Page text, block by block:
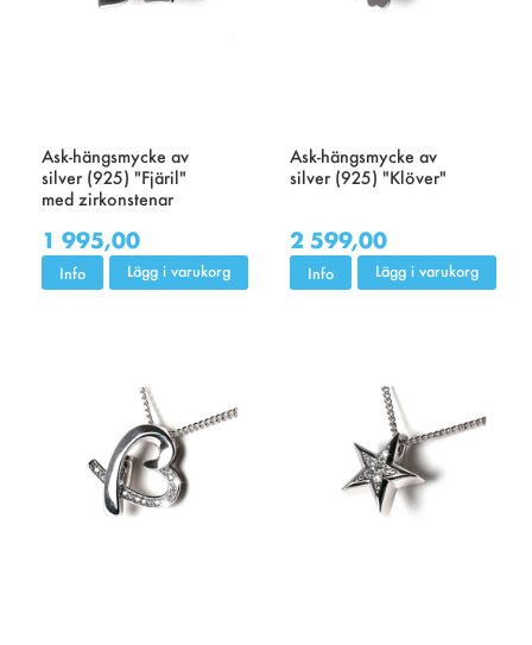
Ask-hängsmycke av
silver (925) "Fjäril"
med zirkonstenar
1 995,00
Info Lägg i varukorg
Ask-hängsmycke av
silver (925) "Klöver"
2 599,00
Info Lägg i varukorg